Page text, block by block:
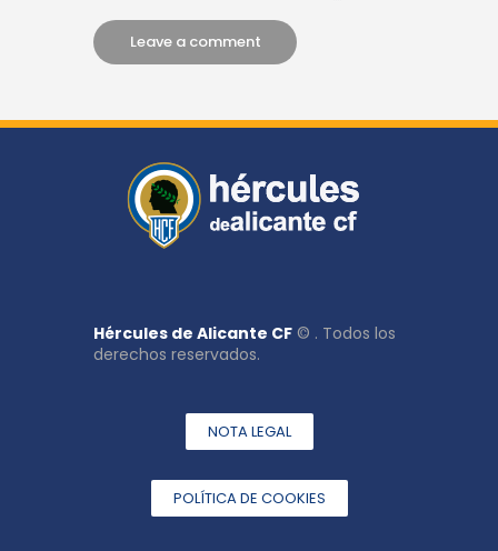
Hércules de Alicante CF © . Todos los
derechos reservados.
NOTA LEGAL
POLÍTICA DE COOKIES